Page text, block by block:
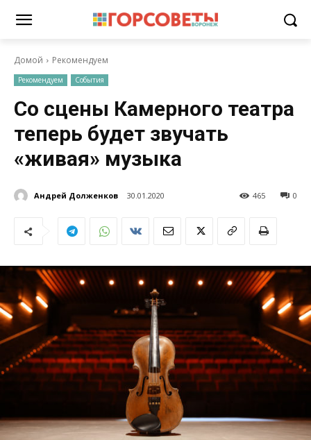
Домой Рекомендуем
Рекомендуем События
Со сцены Камерного театра
теперь будет звучать
«живая» музыка
Андрей Долженков 30.01.2020 0
465